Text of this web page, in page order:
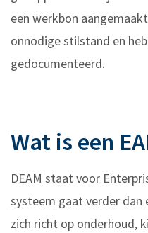
een werkbon
onnodige stilstand en
gedocumenteerd.
Wat is een
DEAM staat voor
systeem gaat verder dan
zich richt op onderhoud,